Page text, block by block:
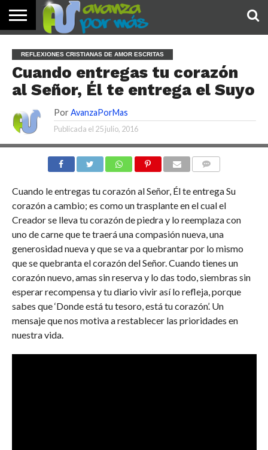
PALABRA
DE HOY
DEVOCIONALES
NOTICIAS
TESTIMONIOS
ORACIONES
SOBRE
NOSOTROS
IMÁGENES
REFLEXIONES CRISTIANAS DE AMOR ESCRITAS
Cuando entregas tu corazón
al Señor, Él te entrega el Suyo
Por AvanzaPorMas
Publicada el 25 julio, 2016
Cuando le entregas tu corazón al Señor, Él te entrega Su
corazón a cambio; es como un trasplante en el cual el
Creador se lleva tu corazón de piedra y lo reemplaza con
uno de carne que te traerá una compasión nueva, una
generosidad nueva y que se va a quebrantar por lo mismo
que se quebranta el corazón del Señor. Cuando tienes un
corazón nuevo, amas sin reserva y lo das todo, siembras sin
esperar recompensa y tu diario vivir así lo refleja, porque
sabes que ‘Donde está tu tesoro, está tu corazón’. Un
mensaje que nos motiva a restablecer las prioridades en
nuestra vida.